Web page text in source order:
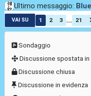
Ultimo messaggio:
VAI SU 1 2 3 ... 21
Sondaggio
Discussione spostata in
Discussione chiusa
Discussione in evidenza